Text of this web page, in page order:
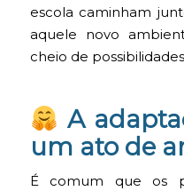
escola caminham
aquele novo
cheio de
A
um ato de
É comum que os